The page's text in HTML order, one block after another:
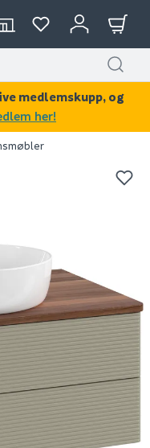
tørrbetong 25 kg
Før 44
medlemskupp, og
her!